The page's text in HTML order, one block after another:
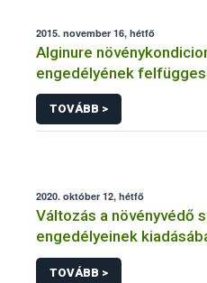
2015. november 16, hétfő
Alginure
engedélyének
TOVÁBB >
2020. október 12, hétfő
Változás a növényvédő
engedélyeinek
TOVÁBB >